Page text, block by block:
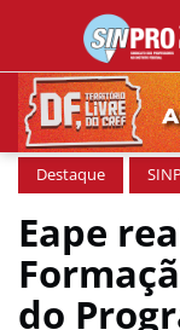
Destaque
Eape
do